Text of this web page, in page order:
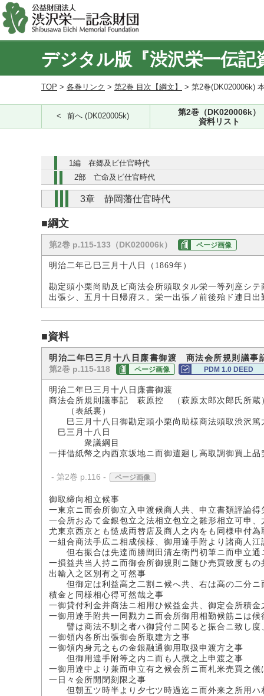
デジタル版『渋沢栄一伝記
TOP > 各巻リンク > 第2巻 目次【綱文】 > 第2巻(DK020006k)
前へ (DK020005k)
第2巻（DK020006k）
資料リスト
1編 在郷及ビ仕官時代
2部 亡命及ビ仕官時代
3章 静岡藩仕官時代
■綱文
第2巻 p.115-133（DK020006k） ページ画像
明治二年己巳三月十八日（1869年）
勘定頭小栗尚助及ビ商法会所頭取タル栄一等列座シ
出張シ、五月十日帰府ス。栄一出張ノ前後殆ド連日
■資料
明治二年巳三月十八日廉書御渡 商法会所規則議
第2巻 p.115-118 ページ画像 PDM 1.0 DEED
明治二年巳三月十八日廉書御渡
商法会所規則議事記 萩原控 （萩原太郎次郎氏所蔵
（表紙裏）
巳三月十八日御勘定頭小栗尚助様商法頭取渋沢篤
巳三月十八日
衆議綱目
一拝借紙幣之内西京坂地ニ而御遣廻し高取調御買上品
- 第2巻 p.116 - ページ画像
御取締向相立候事
一東京ニ而会所御立入申渡候商人共、申立書類評論
一会所おゐて金銀包立之法相立包立之雛形相立可申
尤東京西京とも慥成両替店及商人之内をも同様申付為
一組合商法手広ニ相成候様、御用達手附より諸商人
但右振合は先達而勝間田清左衛門初筆ニ而申立通
一損益共当人持ニ而御会所御規則ニ随ひ売買致度も
出輸入之区別有之可然事
但御定は利益高之二割ニ候へ共、右は高の二分ニ
積金と同様相心得可然哉之事
一御貸付利金并商法ニ相用ひ候益金共、御定会所積
一御用達手附共一同戮力ニ而会所御用相勤候筋ニは
譬は商法不馴之者ハ御貸付ニ関ると振合ニ致し度
一御領内各所出張御会所取建方之事
一御領内身元之もの金銀融通御用取扱申渡方之事
但御用達手附等之内ニ而も人撰之上申渡之事
一御用達中より兼而申立有之候会所ニ而札米売買之
一日々会所開閉刻限之事
但朝五ツ時半より夕七ツ時過迄ニ而外来之所用ハ